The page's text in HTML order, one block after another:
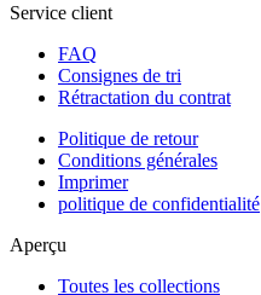
Service client
FAQ
Consignes de tri
Rétractation du contrat
Politique de retour
Conditions générales
Imprimer
politique de confidentialité
Aperçu
Toutes les collections